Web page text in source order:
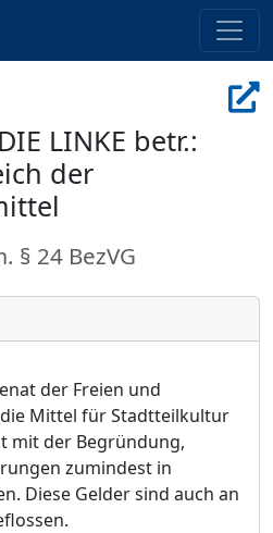
LINKE betr.:
der
§ 24 BezVG
der Freien und
Mittel für Stadtteilkultur
mit der Begründung,
zumindest in
Diese Gelder sind auch an